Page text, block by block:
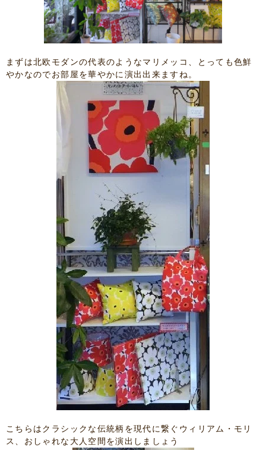
まずは北欧モダンの代表のようなマリメッコ、とっても色鮮
やかなのでお部屋を華やかに演出出来ますね。
こちらはクラシックな伝統柄を現代に繋ぐウィリアム・モリ
ス、おしゃれな大人空間を演出しましょう